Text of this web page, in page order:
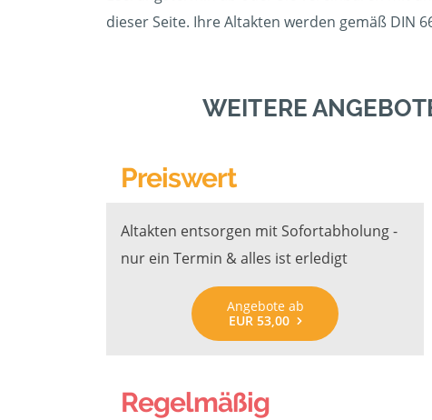
dieser Seite. Ihre Altakten werden gemäß DIN
WEITERE
Preiswert
Altakten entsorgen mit Sofortabholung -
nur ein Termin & alles ist erledigt
Angebote ab
EUR 53,00
Regelmäßig